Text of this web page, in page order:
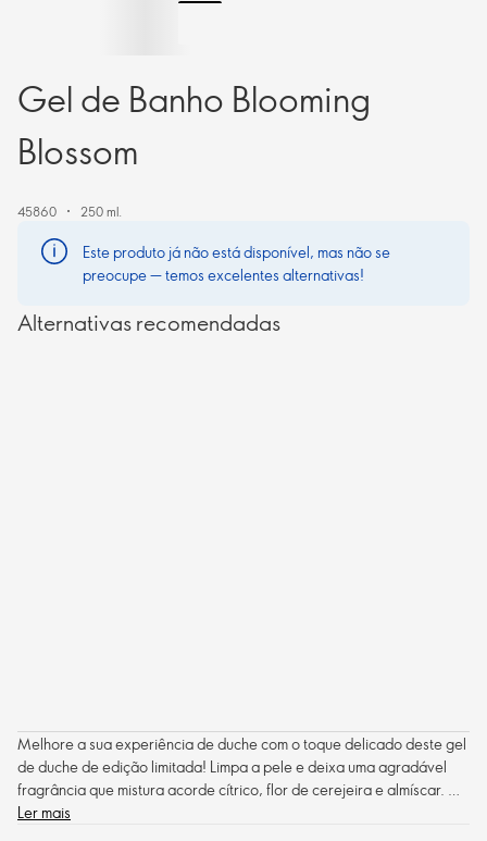
Gel de Banho Blooming
Blossom
45860 250 ml.
Este produto já não está disponível, mas não se
preocupe — temos excelentes alternativas!
Alternativas recomendadas
Melhore a sua experiência de duche com o toque delicado deste gel
de duche de edição limitada! Limpa a pele e deixa uma agradável
fragrância que mistura acorde cítrico, flor de cerejeira e almíscar. O
frasco de design feminino delicado serve também como elemento de
Ler mais